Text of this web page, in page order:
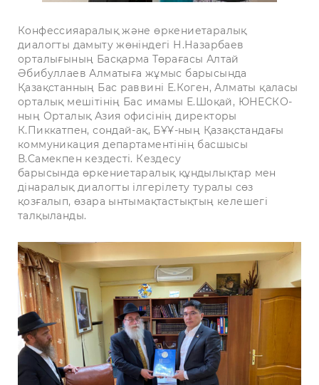
Конфессияаралық және өркениетаралық
диалогты дамыту жөніндегі Н.Назарбаев
орталығының Басқарма Төрағасы Алтай
Әбибуллаев Алматыға жұмыс барысында
Қазақстанның Бас раввині Е.Коген, Алматы қаласы
орталық мешітінің Бас имамы Е.Шоқай, ЮНЕСКО-
ның Орталық Азия офисінің директоры
К.Пиккатпен, сондай-ақ, БҰҰ-ның Қазақстандағы
коммуникация департаментінің басшысы
В.Самекпен кездесті. Кездесу
барысында өркениетаралық құндылықтар мен
дінаралық диалогты ілгерілету туралы сөз
қозғалып, өзара ынтымақтастықтың келешегі
талқыланды.